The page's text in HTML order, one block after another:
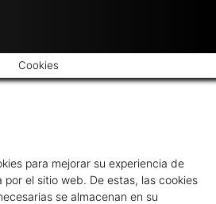
Cookies
para mejorar su experiencia de
por el sitio web. De estas, las cookies
se almacenan en su